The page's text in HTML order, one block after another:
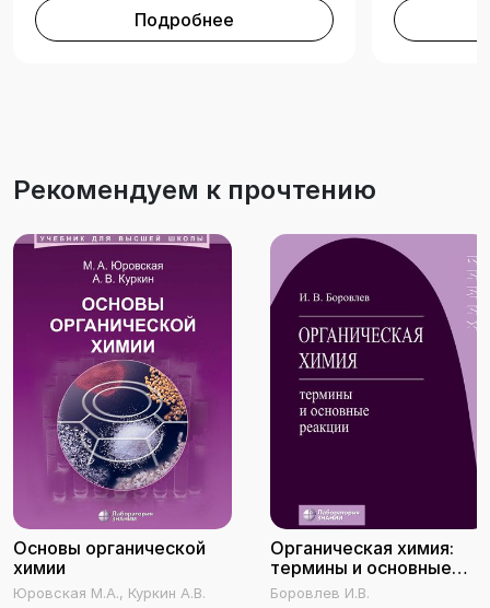
Подробнее
Рекомендуем к прочтению
Основы органической
химии
Юровская М.А., Куркин А.В.
Органическая химия:
термины и основные
реакции
Боровлев И.В.